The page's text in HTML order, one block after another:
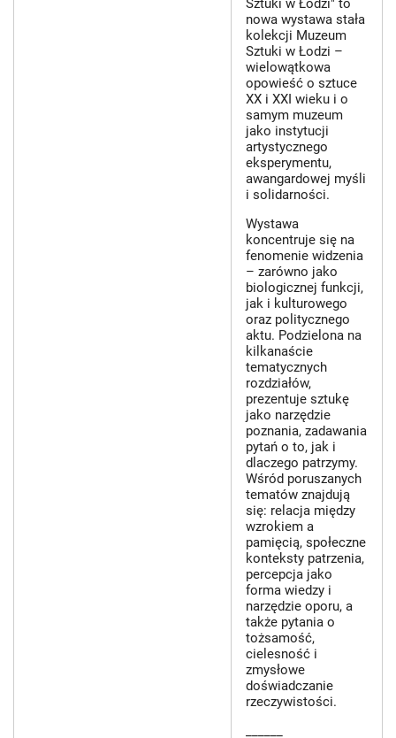
Sztuki w Łodzi" to
nowa wystawa stała
kolekcji Muzeum
Sztuki w Łodzi –
wielowątkowa
opowieść o sztuce
XX i XXI wieku i o
samym muzeum
jako instytucji
artystycznego
eksperymentu,
awangardowej myśli
i solidarności.
Wystawa
koncentruje się na
fenomenie widzenia
– zarówno jako
biologicznej funkcji,
jak i kulturowego
oraz politycznego
aktu. Podzielona na
kilkanaście
tematycznych
rozdziałów,
prezentuje sztukę
jako narzędzie
poznania, zadawania
pytań o to, jak i
dlaczego patrzymy.
Wśród poruszanych
tematów znajdują
się: relacja między
wzrokiem a
pamięcią, społeczne
konteksty patrzenia,
percepcja jako
forma wiedzy i
narzędzie oporu, a
także pytania o
tożsamość,
cielesność i
zmysłowe
doświadczanie
rzeczywistości.